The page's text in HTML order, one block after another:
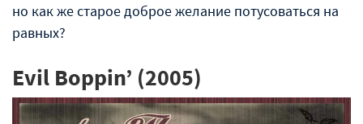
но как же старое доброе желание потусоваться на
равных?
Evil Boppin’ (2005)